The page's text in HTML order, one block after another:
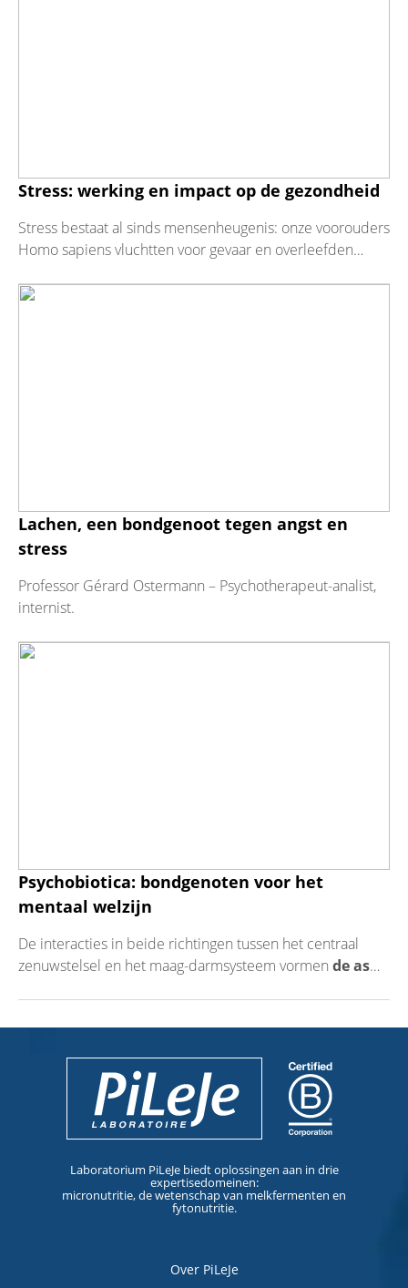
Stress: werking en impact op de gezondheid
Stress bestaat al sinds mensenheugenis: onze voorouders
Homo sapiens vluchtten voor gevaar en overleefden
Lachen, een bondgenoot tegen angst en
stress
Professor Gérard Ostermann – Psychotherapeut-analist,
internist.
Psychobiotica: bondgenoten voor het
mentaal welzijn
De interacties in beide richtingen tussen het centraal
zenuwstelsel en het maag-darmsysteem vormen de as
Laboratorium PiLeJe biedt oplossingen aan in drie
expertisedomeinen:
micronutritie, de wetenschap van melkfermenten en
fytonutritie.
Over PiLeJe